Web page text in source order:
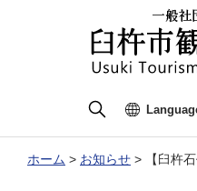
ホーム > お知らせ > 【臼杵